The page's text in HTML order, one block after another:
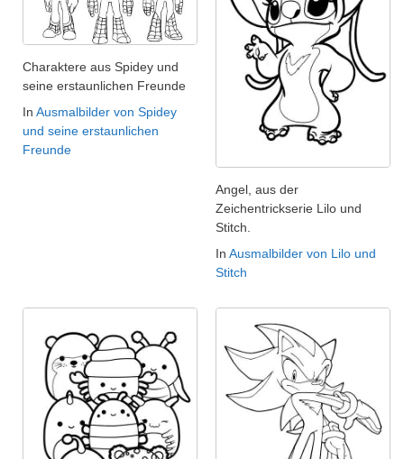
Charaktere aus Spidey und
seine erstaunlichen Freunde
In Ausmalbilder von Spidey
und seine erstaunlichen
Freunde
Angel, aus der
Zeichentrickserie Lilo und
Stitch.
In Ausmalbilder von Lilo und
Stitch